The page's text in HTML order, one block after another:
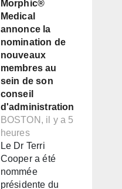
Morphic®
Medical
annonce la
nomination de
nouveaux
membres au
sein de son
conseil
d'administration
BOSTON, il y a 5
heures
Le Dr Terri
Cooper a été
nommée
présidente du